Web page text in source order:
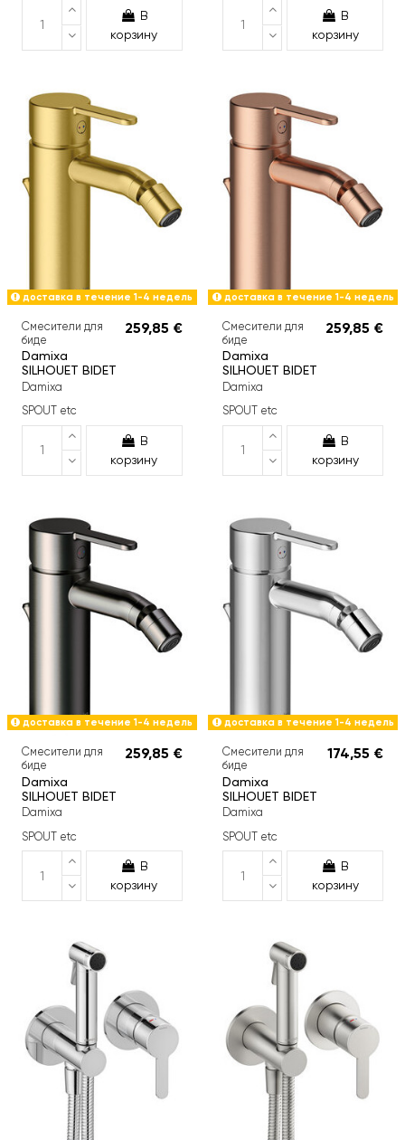
В
корзину
В
корзину
доставка в течение 1-4 недель
Смесители для
биде
Damixa
SILHOUET BIDET
Damixa
259,85 €
SPOUT etc
В
корзину
доставка в течение 1-4 недель
Смесители для
биде
Damixa
SILHOUET BIDET
Damixa
259,85 €
SPOUT etc
В
корзину
доставка в течение 1-4 недель
Смесители для
биде
Damixa
SILHOUET BIDET
Damixa
259,85 €
SPOUT etc
В
корзину
доставка в течение 1-4 недель
Смесители для
биде
Damixa
SILHOUET BIDET
Damixa
174,55 €
SPOUT etc
В
корзину